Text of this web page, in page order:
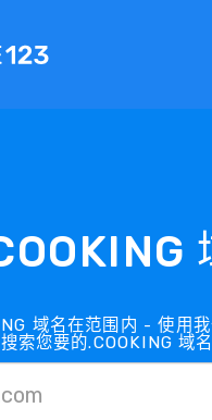
域名在范围内 - 使用
索您要的.COOKING 域